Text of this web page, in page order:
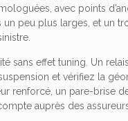
avec points
peu plus larges, et un
sans effet tuning. Un
et vérifiez la
renforcé, un pare-brise
auprès des